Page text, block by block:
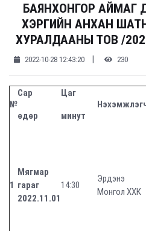
БАЯНХОНГОР АЙМАГ
ХЭРГИЙН АНХАН
ХУРАЛДААНЫ ТОВ /
2022-10-28 12:43:20 | 230
№
Сар
өдөр
Цаг
минут
1
Мягмар
гараг
2022.11.01
14:30
Эрдэнэ
Монгол ХХК